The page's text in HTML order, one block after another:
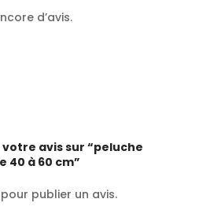
d’avis.
avis sur “peluche
40 à 60 cm”
pour publier un avis.